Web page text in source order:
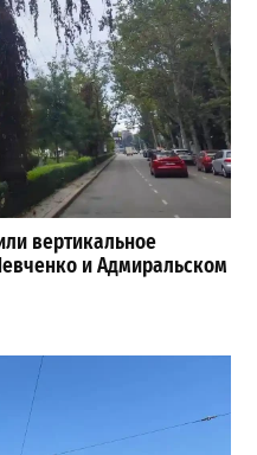
вертикальное
и Адмиральском